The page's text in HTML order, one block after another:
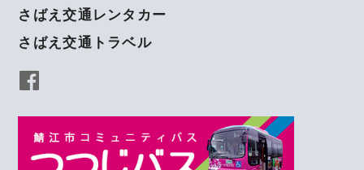
さばえ交通レンタカー
さばえ交通トラベル